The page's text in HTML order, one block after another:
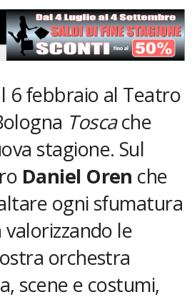
6 febbraio al Teatro
Toscache
stagione. Sul
Daniel Oren che
ogni sfumatura
le
orchestra
scene e costumi,